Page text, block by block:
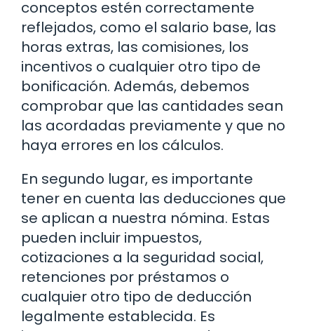
conceptos estén correctamente
reflejados, como el salario base, las
horas extras, las comisiones, los
incentivos o cualquier otro tipo de
bonificación. Además, debemos
comprobar que las cantidades sean
las acordadas previamente y que no
haya errores en los cálculos.
En segundo lugar, es importante
tener en cuenta las deducciones que
se aplican a nuestra nómina. Estas
pueden incluir impuestos,
cotizaciones a la seguridad social,
retenciones por préstamos o
cualquier otro tipo de deducción
legalmente establecida. Es